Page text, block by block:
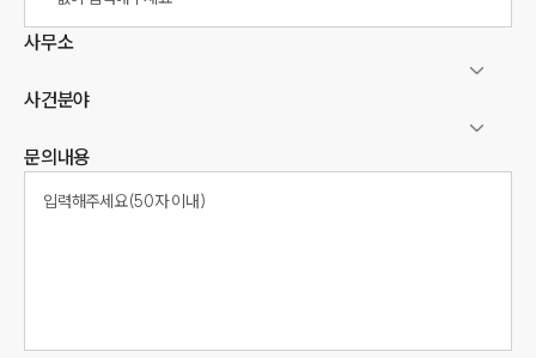
사무소
사건분야
문의내용